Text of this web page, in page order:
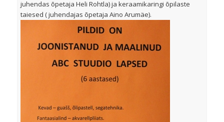
juhendas õpetaja Heli Rohtla) ja keraamikaringi õpilaste
taiesed ( juhendajas õpetaja Aino Arumäe).